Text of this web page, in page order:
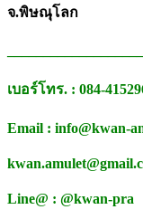
จ.พิษณุโลก
เบอร์โทร. : 084-
Email : info@kwan-
Line@ : @kwan-pra